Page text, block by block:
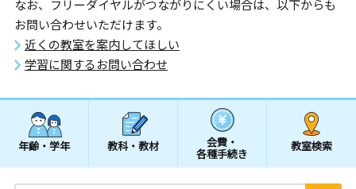
なお、フリーダイヤルがつながりにくい場合は、以下からも
お問い合わせいただけます。
近くの教室を案内してほしい
学習に関するお問い合わせ
年齢・学年 教科・教材 会費・
各種手続き
教室検索